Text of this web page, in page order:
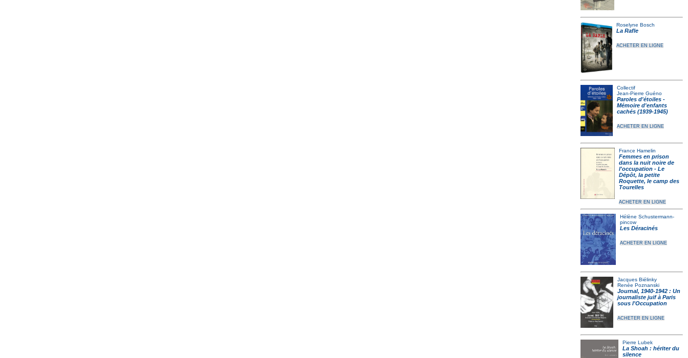
Roselyne Bosch
La Rafle
ACHETER EN LIGNE
Collectif
Jean-Pierre Guéno
Paroles d'étoiles -
Mémoire d'enfants
cachés (1939-1945)
ACHETER EN LIGNE
France Hamelin
Femmes en prison
dans la nuit noire de
l'occupation - Le
Dépôt, la petite
Roquette, le camp des
Tourelles
ACHETER EN LIGNE
Hélène Schustermann-
pincow
Les Déracinés
ACHETER EN LIGNE
Jacques Biélinky
Renée Poznanski
Journal, 1940-1942 : Un
journaliste juif à Paris
sous l'Occupation
ACHETER EN LIGNE
Pierre Lubek
La Shoah : hériter du
silence